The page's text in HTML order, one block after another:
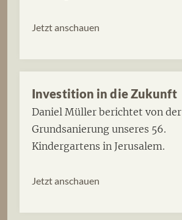
Jetzt anschauen
Investition in die Zukunft
Daniel Müller berichtet von der
Grundsanierung unseres 56.
Kindergartens in Jerusalem.
Jetzt anschauen